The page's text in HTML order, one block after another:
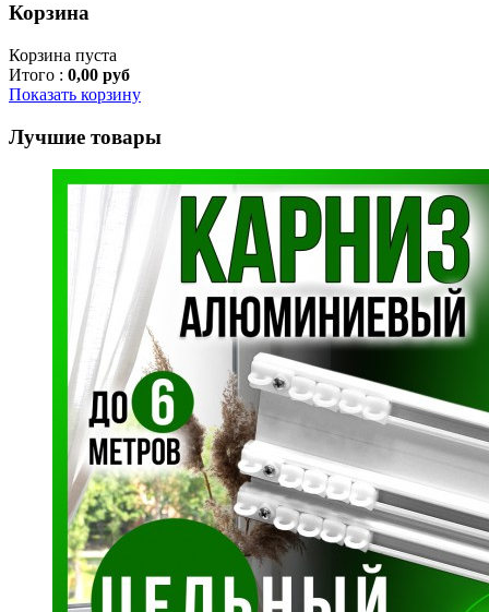
Корзина
Корзина пуста
Итого : 0,00 руб
Показать корзину
Лучшие товары